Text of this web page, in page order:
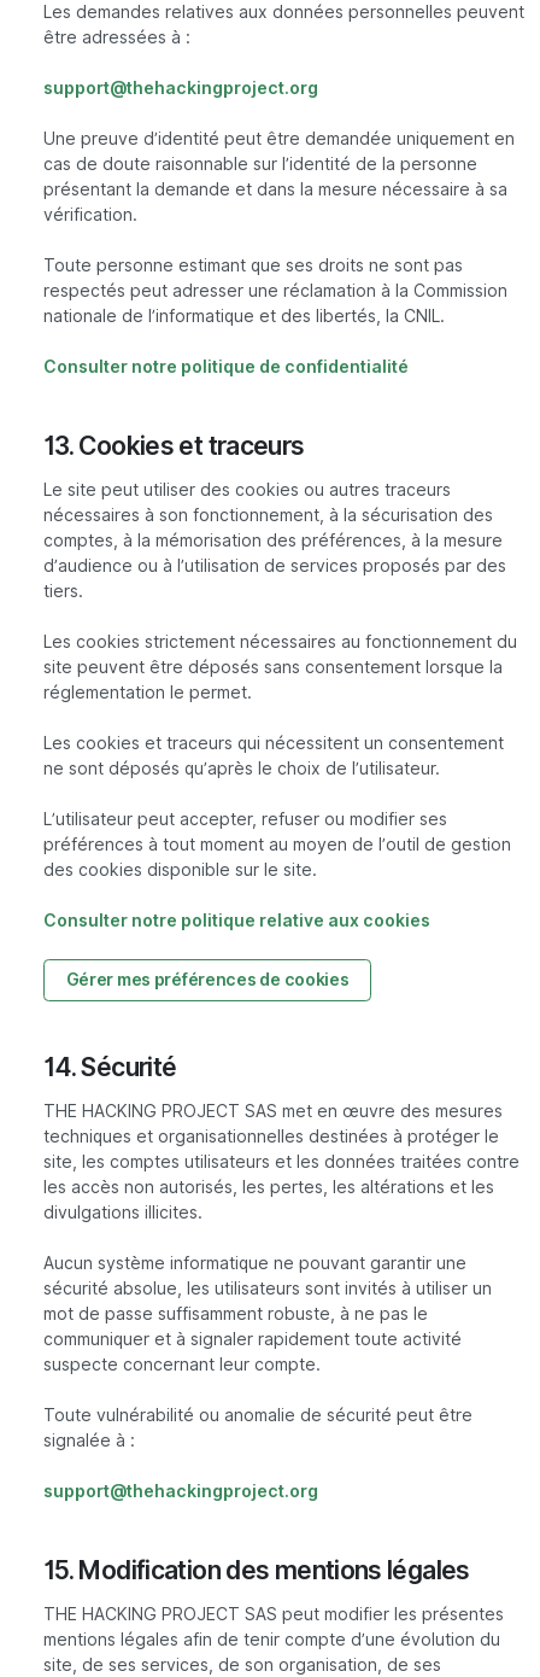
Les demandes relatives aux données personnelles peuvent
être adressées à :
support@thehackingproject.org
Une preuve d’identité peut être demandée uniquement en
cas de doute raisonnable sur l’identité de la personne
présentant la demande et dans la mesure nécessaire à sa
vérification.
Toute personne estimant que ses droits ne sont pas
respectés peut adresser une réclamation à la Commission
nationale de l’informatique et des libertés, la CNIL.
Consulter notre politique de confidentialité
13. Cookies et traceurs
Le site peut utiliser des cookies ou autres traceurs
nécessaires à son fonctionnement, à la sécurisation des
comptes, à la mémorisation des préférences, à la mesure
d’audience ou à l’utilisation de services proposés par des
tiers.
Les cookies strictement nécessaires au fonctionnement du
site peuvent être déposés sans consentement lorsque la
réglementation le permet.
Les cookies et traceurs qui nécessitent un consentement
ne sont déposés qu’après le choix de l’utilisateur.
L’utilisateur peut accepter, refuser ou modifier ses
préférences à tout moment au moyen de l’outil de gestion
des cookies disponible sur le site.
Consulter notre politique relative aux cookies
Gérer mes préférences de cookies
14. Sécurité
THE HACKING PROJECT SAS met en œuvre des mesures
techniques et organisationnelles destinées à protéger le
site, les comptes utilisateurs et les données traitées contre
les accès non autorisés, les pertes, les altérations et les
divulgations illicites.
Aucun système informatique ne pouvant garantir une
sécurité absolue, les utilisateurs sont invités à utiliser un
mot de passe suffisamment robuste, à ne pas le
communiquer et à signaler rapidement toute activité
suspecte concernant leur compte.
Toute vulnérabilité ou anomalie de sécurité peut être
signalée à :
support@thehackingproject.org
15. Modification des mentions légales
THE HACKING PROJECT SAS peut modifier les présentes
mentions légales afin de tenir compte d’une évolution du
site, de ses services, de son organisation, de ses